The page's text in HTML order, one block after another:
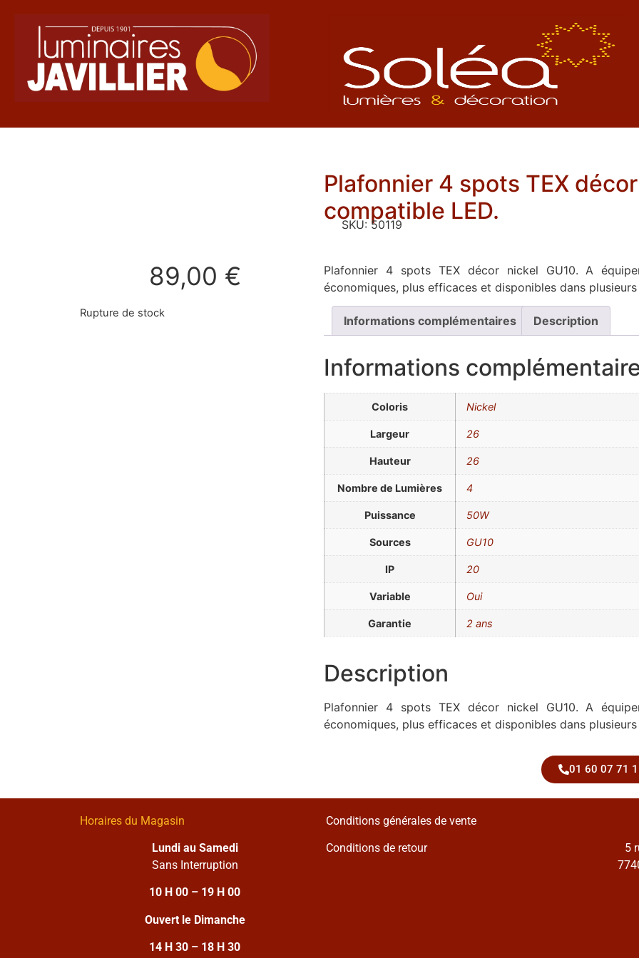
89,00 €
Rupture de stock
Plafonnier 4 spots TEX
compatible LED.
SKU: 50119
Plafonnier 4 spots TEX décor nickel GU10. A
économiques, plus efficaces et disponibles dans
Informations complémentaires Description
Informations
Coloris Nickel
Largeur 26
Hauteur 26
Nombre de Lumières 4
Puissance 50W
Sources GU10
IP 20
Variable Oui
Garantie 2 ans
Description
Plafonnier 4 spots TEX décor nickel GU10. A
économiques, plus efficaces et disponibles dans
01 60 07 71
Horaires du Magasin
Lundi au Samedi
Sans Interruption
10 H 00 – 19 H 00
Ouvert le Dimanche
14 H 30 – 18 H 30
Conditions générales de vente
Conditions de retour
5